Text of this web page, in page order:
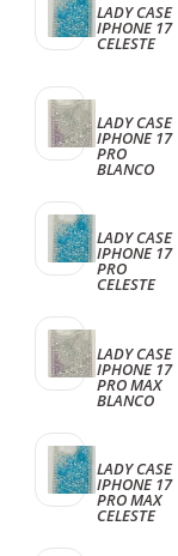
LADY CASE
IPHONE 17
CELESTE
LADY CASE
IPHONE 17
PRO
BLANCO
LADY CASE
IPHONE 17
PRO
CELESTE
LADY CASE
IPHONE 17
PRO MAX
BLANCO
LADY CASE
IPHONE 17
PRO MAX
CELESTE